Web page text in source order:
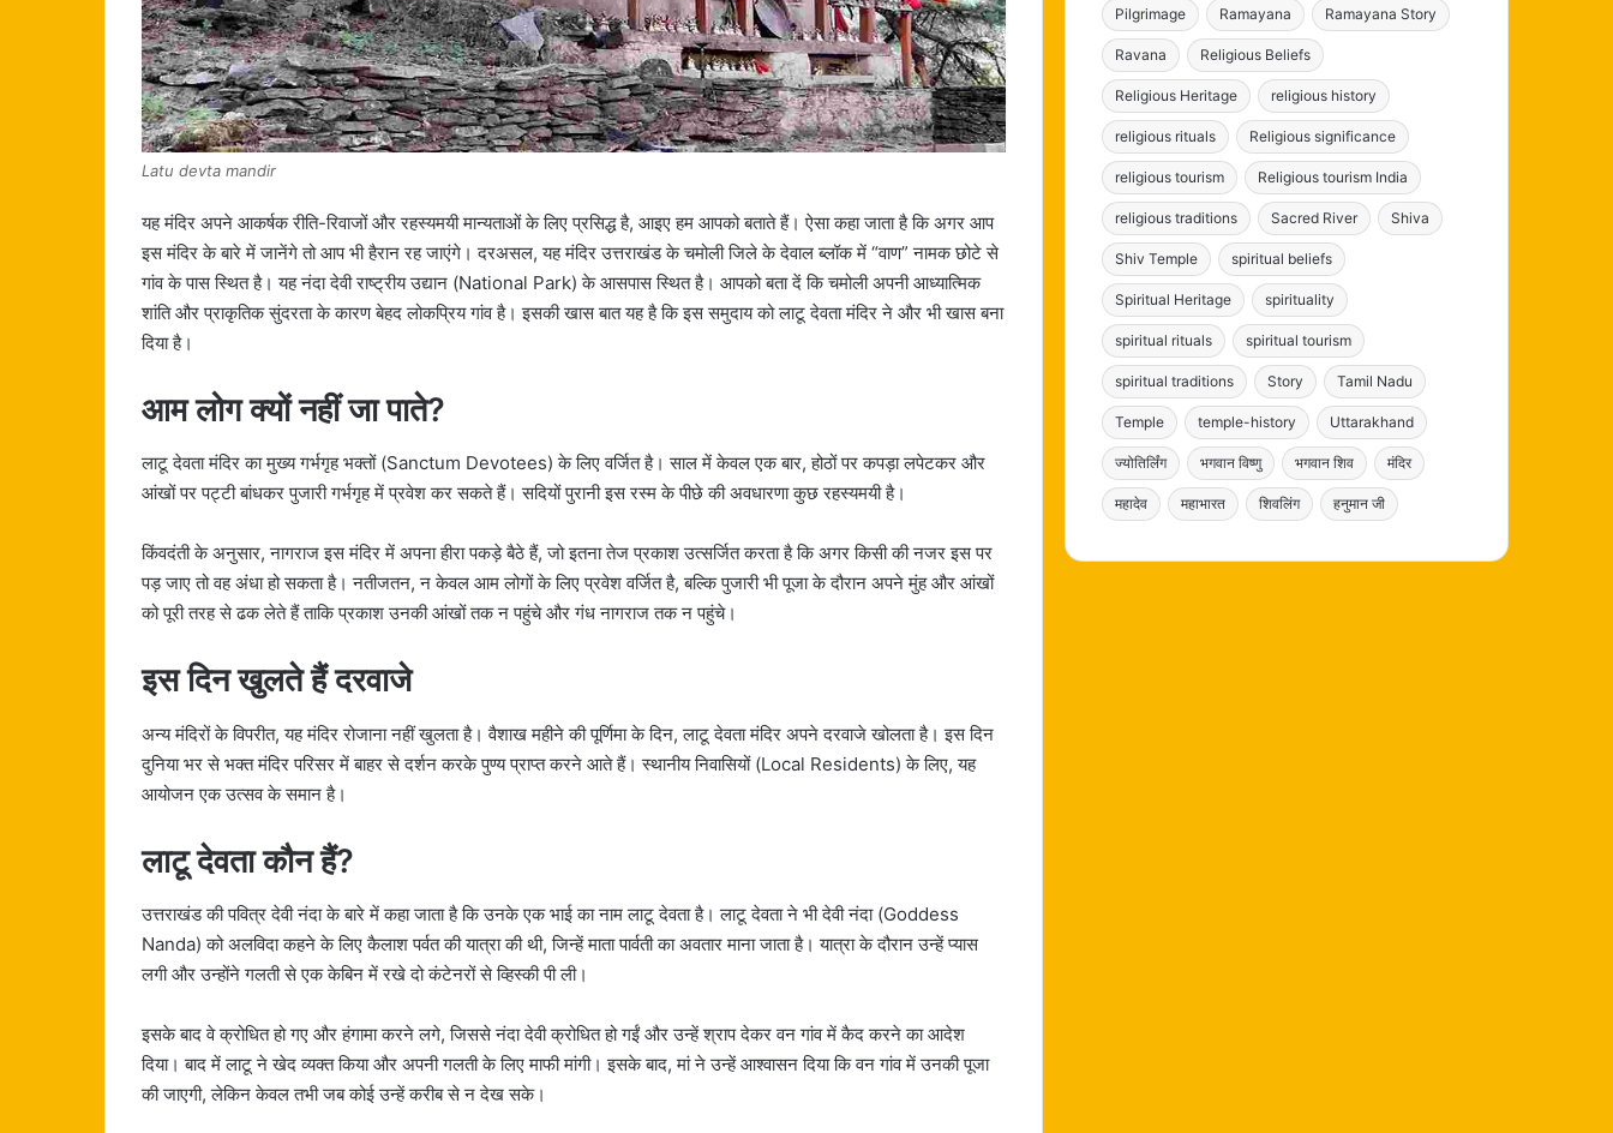
Latu devta mandir
यह मंदिर अपने आकर्षक रीति-रिवाजों और रहस्यमयी मान्यताओं के लिए प्रसिद्ध है, आइए हम आपको बताते हैं। ऐसा कहा जाता है कि अगर आप
इस मंदिर के बारे में जानेंगे तो आप भी हैरान रह जाएंगे। दरअसल, यह मंदिर उत्तराखंड के चमोली जिले के देवाल ब्लॉक में “वाण” नामक छोटे से
गांव के पास स्थित है। यह नंदा देवी राष्ट्रीय उद्यान (National Park) के आसपास स्थित है। आपको बता दें कि चमोली अपनी आध्यात्मिक
शांति और प्राकृतिक सुंदरता के कारण बेहद लोकप्रिय गांव है। इसकी खास बात यह है कि इस समुदाय को लाटू देवता मंदिर ने और भी खास बना
दिया है।
आम लोग क्यों नहीं जा पाते?
लाटू देवता मंदिर का मुख्य गर्भगृह भक्तों (Sanctum Devotees) के लिए वर्जित है। साल में केवल एक बार, होठों पर कपड़ा लपेटकर और
आंखों पर पट्टी बांधकर पुजारी गर्भगृह में प्रवेश कर सकते हैं। सदियों पुरानी इस रस्म के पीछे की अवधारणा कुछ रहस्यमयी है।
किंवदंती के अनुसार, नागराज इस मंदिर में अपना हीरा पकड़े बैठे हैं, जो इतना तेज प्रकाश उत्सर्जित करता है कि अगर किसी की नजर इस पर
पड़ जाए तो वह अंधा हो सकता है। नतीजतन, न केवल आम लोगों के लिए प्रवेश वर्जित है, बल्कि पुजारी भी पूजा के दौरान अपने मुंह और आंखों
को पूरी तरह से ढक लेते हैं ताकि प्रकाश उनकी आंखों तक न पहुंचे और गंध नागराज तक न पहुंचे।
इस दिन खुलते हैं दरवाजे
अन्य मंदिरों के विपरीत, यह मंदिर रोजाना नहीं खुलता है। वैशाख महीने की पूर्णिमा के दिन, लाटू देवता मंदिर अपने दरवाजे खोलता है। इस दिन
दुनिया भर से भक्त मंदिर परिसर में बाहर से दर्शन करके पुण्य प्राप्त करने आते हैं। स्थानीय निवासियों (Local Residents) के लिए, यह
आयोजन एक उत्सव के समान है।
लाटू देवता कौन हैं?
उत्तराखंड की पवित्र देवी नंदा के बारे में कहा जाता है कि उनके एक भाई का नाम लाटू देवता है। लाटू देवता ने भी देवी नंदा (Goddess
Nanda) को अलविदा कहने के लिए कैलाश पर्वत की यात्रा की थी, जिन्हें माता पार्वती का अवतार माना जाता है। यात्रा के दौरान उन्हें प्यास
लगी और उन्होंने गलती से एक केबिन में रखे दो कंटेनरों से व्हिस्की पी ली।
इसके बाद वे क्रोधित हो गए और हंगामा करने लगे, जिससे नंदा देवी क्रोधित हो गईं और उन्हें श्राप देकर वन गांव में कैद करने का आदेश
दिया। बाद में लाटू ने खेद व्यक्त किया और अपनी गलती के लिए माफी मांगी। इसके बाद, मां ने उन्हें आश्वासन दिया कि वन गांव में उनकी पूजा
की जाएगी, लेकिन केवल तभी जब कोई उन्हें करीब से न देख सके।
Pilgrimage Ramayana Ramayana Story
Ravana Religious Beliefs
Religious Heritage religious history
religious rituals Religious significance
religious tourism Religious tourism India
religious traditions Sacred River Shiva
Shiv Temple spiritual beliefs
Spiritual Heritage spirituality
spiritual rituals spiritual tourism
spiritual traditions Story Tamil Nadu
Temple temple-history Uttarakhand
ज्योतिर्लिंग भगवान विष्णु भगवान शिव मंदिर
महादेव महाभारत शिवलिंग हनुमान जी